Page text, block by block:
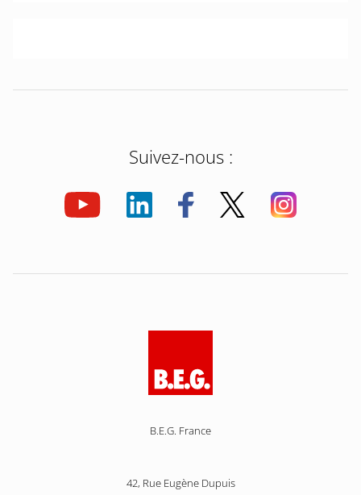
Suivez-nous :
B.E.G. France
42, Rue Eugène Dupuis